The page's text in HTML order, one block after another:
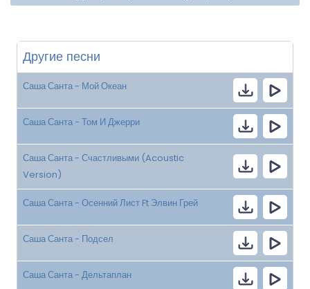
Другие песни
Саша Санта - Мой Океан
Саша Санта - Том И Джерри
Саша Санта - Счастливыми (Acoustic
Version)
Саша Санта - Осенний Лист Ft Элвин Грей
Саша Санта - Подсел
Саша Санта - Дельтаплан